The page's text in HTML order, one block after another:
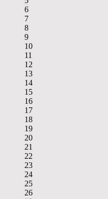
6
7
8
9
10
11
12
13
14
15
16
17
18
19
20
21
22
23
24
25
26